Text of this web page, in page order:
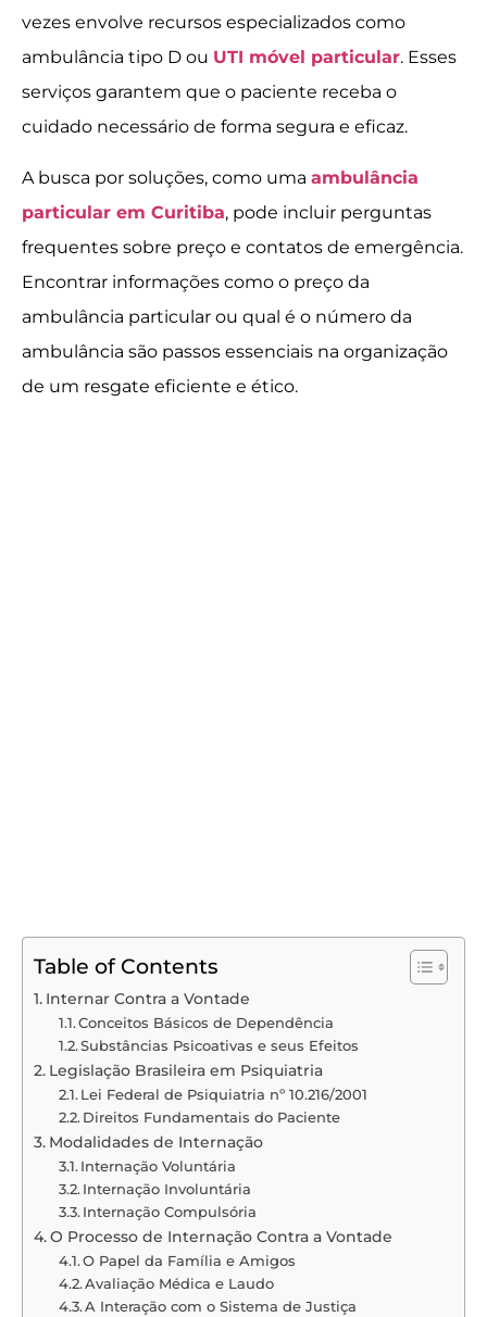
vezes envolve recursos especializados como
ambulância tipo D ou UTI móvel particular. Esses
serviços garantem que o paciente receba o
cuidado necessário de forma segura e eficaz.
A busca por soluções, como uma ambulância
particular em Curitiba, pode incluir perguntas
frequentes sobre preço e contatos de emergência.
Encontrar informações como o preço da
ambulância particular ou qual é o número da
ambulância são passos essenciais na organização
de um resgate eficiente e ético.
Table of Contents
Internar Contra a Vontade
Conceitos Básicos de Dependência
Substâncias Psicoativas e seus Efeitos
Legislação Brasileira em Psiquiatria
Lei Federal de Psiquiatria nº 10.216/2001
Direitos Fundamentais do Paciente
Modalidades de Internação
Internação Voluntária
Internação Involuntária
Internação Compulsória
O Processo de Internação Contra a Vontade
O Papel da Família e Amigos
Avaliação Médica e Laudo
A Interação com o Sistema de Justiça